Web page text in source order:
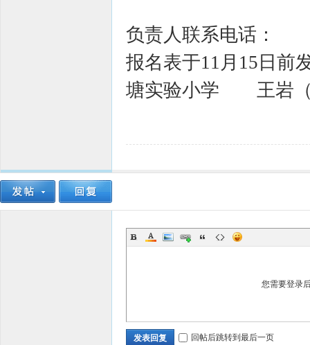
负责人联系电话：
报名表于11月15日前
塘实验小学 王岩
您需要登录
发表回复 回帖后跳转到最后一页